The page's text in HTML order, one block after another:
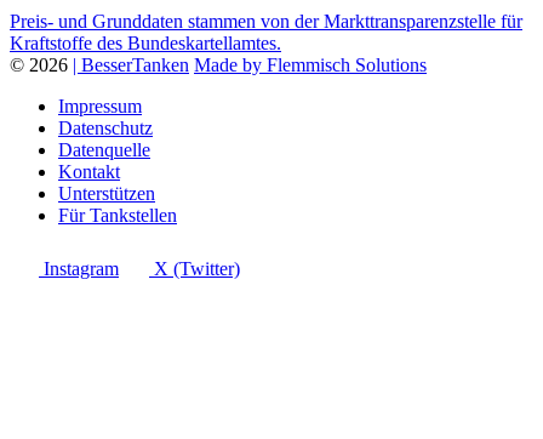
Preis- und Grunddaten stammen von der Markttransparenzstelle für
Kraftstoffe des Bundeskartellamtes.
© 2026 | BesserTanken Made by Flemmisch Solutions
Impressum
Datenschutz
Datenquelle
Kontakt
Unterstützen
Für Tankstellen
Instagram X (Twitter)